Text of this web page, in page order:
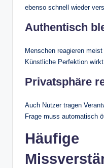
ebenso schnell wieder
Authentisch
Menschen reagieren
Künstliche Perfektion
Privatsphäre
Auch Nutzer tragen
Frage muss automatisch
Häufige